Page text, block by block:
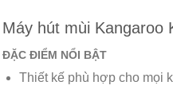
Máy hút mùi Kangaroo
ĐẶC ĐIỂM NỔI BẬT
Thiết kế phù hợp cho mọi